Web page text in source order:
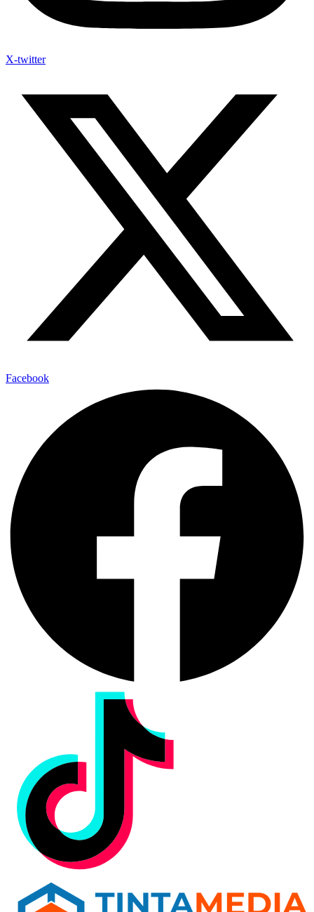
X-twitter
Facebook